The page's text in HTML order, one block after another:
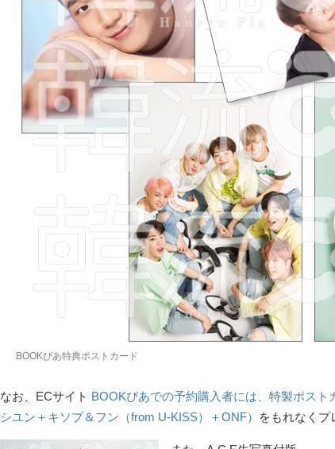
BOOKぴあ特典ポストカード
なお、ECサイト BOOKぴあでの予約購入者には、特製ポスト
シユン＋キソプ＆フン（from U-KISS）＋ONF）
をもれなくプ